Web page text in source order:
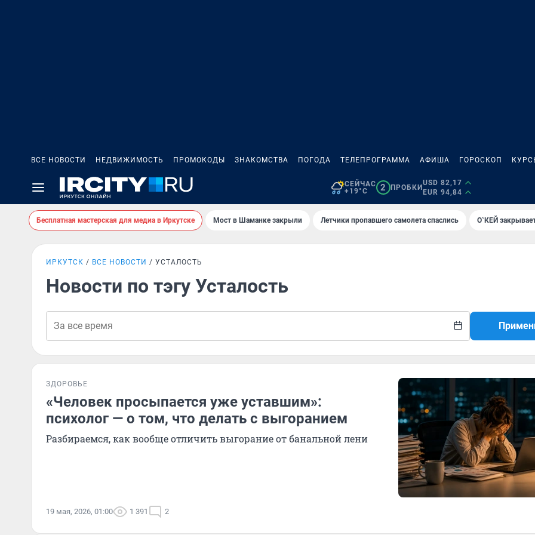
ВСЕ НОВОСТИ НЕДВИЖИМОСТЬ ПРОМОКОДЫ ЗНАКОМСТВА ПОГОДА ТЕЛЕПРОГРАММА АФИША ГОРОСКОП
СЕЙЧАС
+19°C
2 ПРОБКИ
USD 82,17
EUR 94,84
Бесплатная мастерская для медиа в Иркутске Мост в Шаманке закрыли Летчики пропавшего самолета спаслись О`КЕЙ
ИРКУТСК ВСЕ НОВОСТИ УСТАЛОСТЬ
Новости по тэгу Усталость
ЗДОРОВЬЕ
«Человек просыпается уже уставшим»:
психолог — о том, что делать с выгоранием
Разбираемся, как вообще отличить выгорание от банальной лени
19 мая, 2026, 01:00 1 391 2